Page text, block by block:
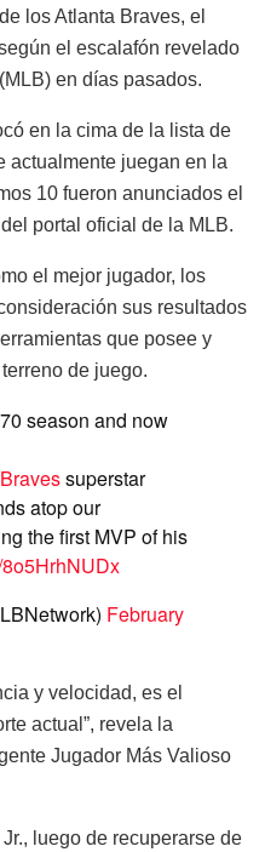
los Atlanta Braves, el
el escalafón revelado
en días pasados.
en la cima de la lista de
actualmente juegan en la
10 fueron anunciados el
portal oficial de la MLB.
el mejor jugador, los
sus resultados
que posee y
de juego.
season and now
superstar
atop our
the first MVP of his
February
y velocidad, es el
actual”, revela la
Jugador Más Valioso
luego de recuperarse de